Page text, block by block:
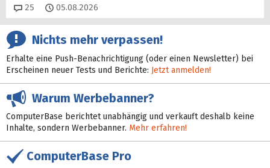
25 Kommentare
05.08.2026
Nichts mehr verpassen!
Erhalte eine Push-Benachrichtigung (oder einen Newsletter) bei
Erscheinen neuer Tests und Berichte: Jetzt anmelden!
Warum Werbebanner?
ComputerBase berichtet unabhängig und verkauft deshalb keine
Inhalte, sondern Werbebanner. Mehr erfahren!
ComputerBase Pro